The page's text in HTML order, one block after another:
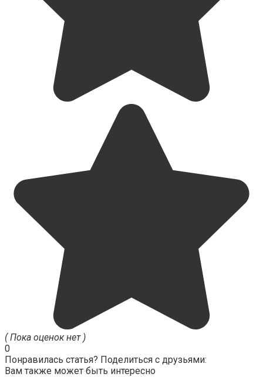
( Пока оценок нет )
0
Понравилась статья? Поделиться с друзьями:
Вам также может быть интересно